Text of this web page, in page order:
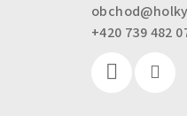
obchod@
+420 739 482